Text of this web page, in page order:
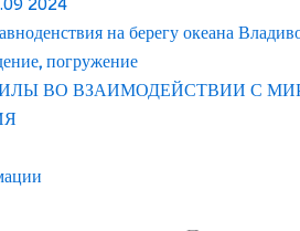
на берегу океана
погружение
ВО ВЗАИМОДЕЙСТВИИ С